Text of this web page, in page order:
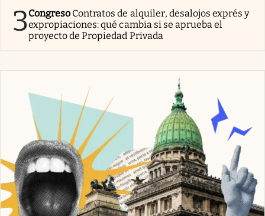
3Congreso Contratos de alquiler, desalojos exprés y
expropiaciones: qué cambia si se aprueba el
proyecto de Propiedad Privada